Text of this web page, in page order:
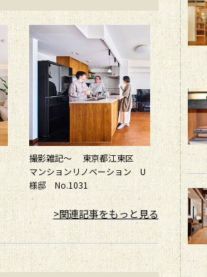
撮影雑記～ 東京都江東区
マンションリノベーション U
様邸 No.1031
>関連記事をもっと見る